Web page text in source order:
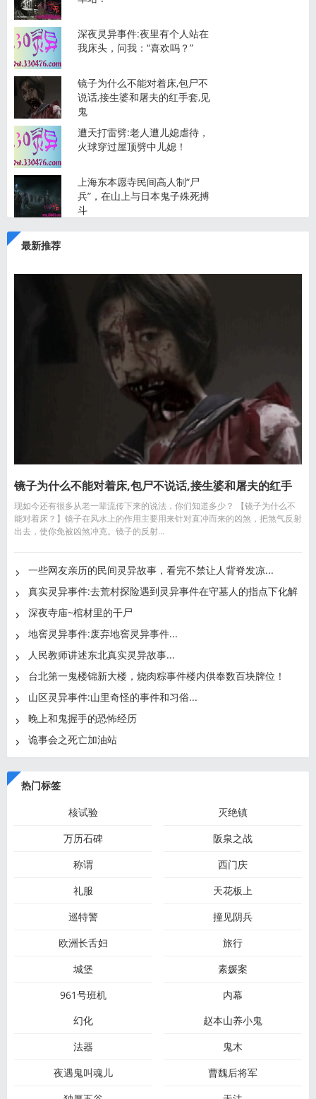
深夜灵异事件:夜里有个人站在
我床头，问我：“喜欢吗？”
镜子为什么不能对着床,包尸不
说话,接生婆和屠夫的红手套,见
鬼
遭天打雷劈:老人遭儿媳虐待，
火球穿过屋顶劈中儿媳！
上海东本愿寺民间高人制“尸
兵”，在山上与日本鬼子殊死搏
斗
最新推荐
镜子为什么不能对着床,包尸不说话,接生婆和屠夫的红手
套,见鬼
现如今还有很多从老一辈流传下来的说法，你们知道多少？ 【镜子为什么不
能对着床？】镜子在风水上的作用主要用来针对直冲而来的凶煞，把煞气反射
出去，使你免被凶煞冲克。镜子的反射...
一些网友亲历的民间灵异故事，看完不禁让人背脊发凉...
真实灵异事件:去荒村探险遇到灵异事件在守墓人的指点下化解
深夜寺庙~棺材里的干尸
地窖灵异事件:废弃地窖灵异事件...
人民教师讲述东北真实灵异故事...
台北第一鬼楼锦新大楼，烧肉粽事件楼内供奉数百块牌位！
山区灵异事件:山里奇怪的事件和习俗...
晚上和鬼握手的恐怖经历
诡事会之死亡加油站
热门标签
核试验
灭绝镇
万历石碑
阪泉之战
称谓
西门庆
礼服
天花板上
巡特警
撞见阴兵
欧洲长舌妇
旅行
城堡
素媛案
961号班机
内幕
幻化
赵本山养小鬼
法器
鬼木
夜遇鬼叫魂儿
曹魏后将军